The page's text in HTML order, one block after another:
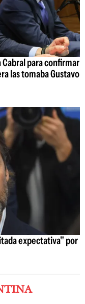
para confirmar
las tomaba Gustavo
expectativa" por